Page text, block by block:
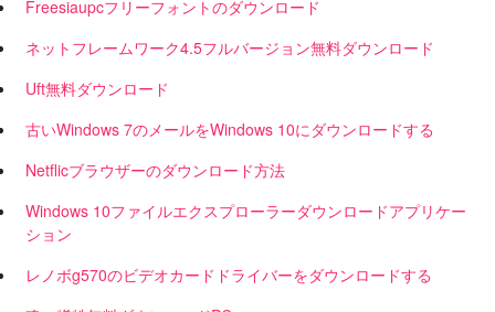
Freesiaupcフリーフォントのダウンロード
ネットフレームワーク4.5フルバージョン無料ダウンロード
Uft無料ダウンロード
古いWindows 7のメールをWindows 10にダウンロードする
Netflicブラウザーのダウンロード方法
Windows 10ファイルエクスプローラーダウンロードアプリケー
ション
レノボg570のビデオカードドライバーをダウンロードする